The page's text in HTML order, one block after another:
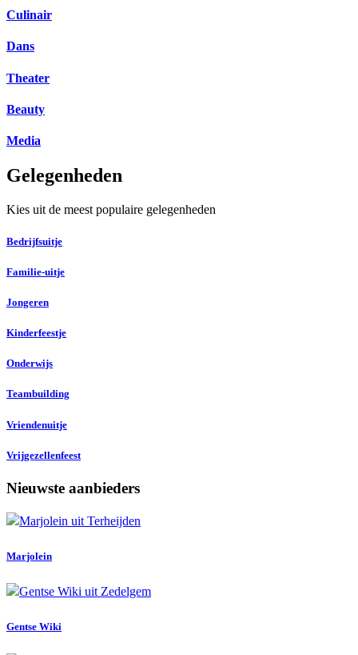
Culinair
Dans
Theater
Beauty
Media
Gelegenheden
Kies uit de meest populaire gelegenheden
Bedrijfsuitje
Familie-uitje
Jongeren
Kinderfeestje
Onderwijs
Teambuilding
Vriendenuitje
Vrijgezellenfeest
Nieuwste aanbieders
Marjolein
Gentse Wiki